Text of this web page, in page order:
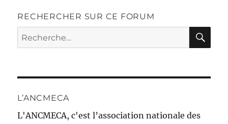
RECHERCHER SUR CE FORUM
Recherche
pour :
L’ANCMECA
L'ANCMECA, c'est l’association nationale des